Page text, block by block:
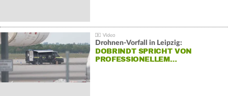
Drohnen-Vorfall in Leipzig:
DOBRINDT SPRICHT VON
PROFESSIONELLEM…